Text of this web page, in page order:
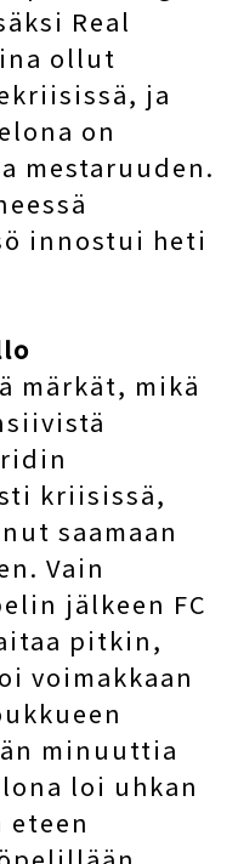
Real
ollut
ja
on
mestaruuden.
innostui heti
märkät, mikä
kriisissä,
saamaan
Vain
jälkeen FC
pitkin,
voimakkaan
minuuttia
loi uhkan
eteen